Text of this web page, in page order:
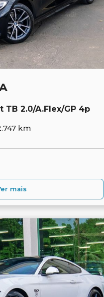
TB 2.0/A.Flex/GP 4p
km
mais